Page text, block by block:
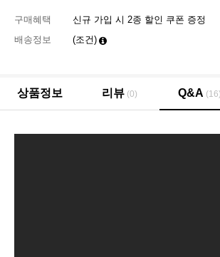
구매혜택
신규 가입 시 2종 할인 쿠폰 증정
배송정보
(조건)
상품정보 리뷰 (0) Q&A (16)